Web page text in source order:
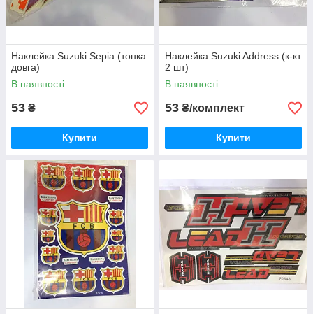
Наклейка Suzuki Sepia (тонка
довга)
В наявності
53 ₴
Купити
Наклейка Suzuki Address (к-кт
2 шт)
В наявності
53 ₴/комплект
Купити